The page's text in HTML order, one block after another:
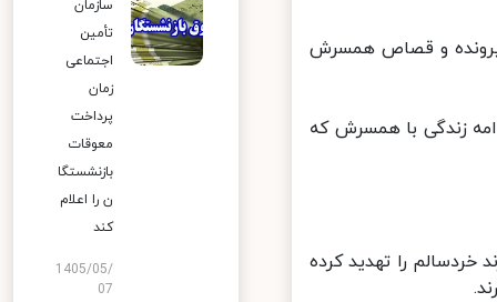
پرونده و قصاص همسرش
به ادامه زندگی با همسرش که
را تهدید کرده
سازمان
تأمین
اجتماعی
زمان
پرداخت
معوقات
بازنشستگا
ن را اعلام
کند
1405/05/
07